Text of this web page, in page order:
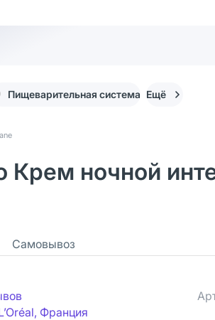
Пищеварительная система Ещё
Крем ночной
Самовывоз
Франция